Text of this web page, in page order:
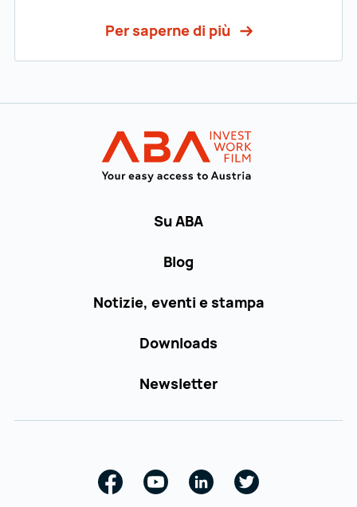
Per saperne di più
Su ABA
Blog
Notizie, eventi e stampa
Downloads
Newsletter
Facebook
Youtube
Linkedin
Twitter